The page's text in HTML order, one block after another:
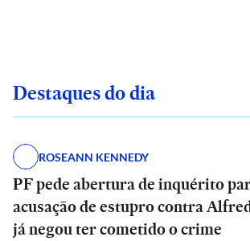
Destaques do dia
ROSEANN KENNEDY
PF pede abertura de inquérito
acusação de estupro contra
já negou ter cometido o crime